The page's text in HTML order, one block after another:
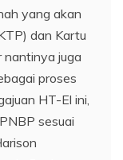
yang akan
dan Kartu
nantinya juga
proses
HT-El ini,
sesuai